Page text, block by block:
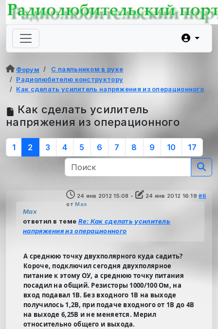
Форум
С паяльником в руке
Радиолюбителю конструктору
Как сделать усилитель напряжения из операционного
Как сделать усилитель
напряжения из операционного
1 2 3 4 5 6 7 8 9 10 17
24 янв 2012 15:08 - 24 янв 2012 16:19 #6
отMax
Max
ответил в теме Re: Как сделать усилитель
напряжения из операционного
А среднюю точку двухполярного куда садить?
Короче, подключил сегодня двухполярное
питание к этому ОУ, а среднюю точку питания
посадил на общий. Резисторы 1000/100 Ом, на
вход подавал 1В. Без входного 1В на выходе
получилось 1,2В, при подаче входного от 1В до 4В
на выходе 6,25В и не меняется. Мерил
относительно общего и выхода.